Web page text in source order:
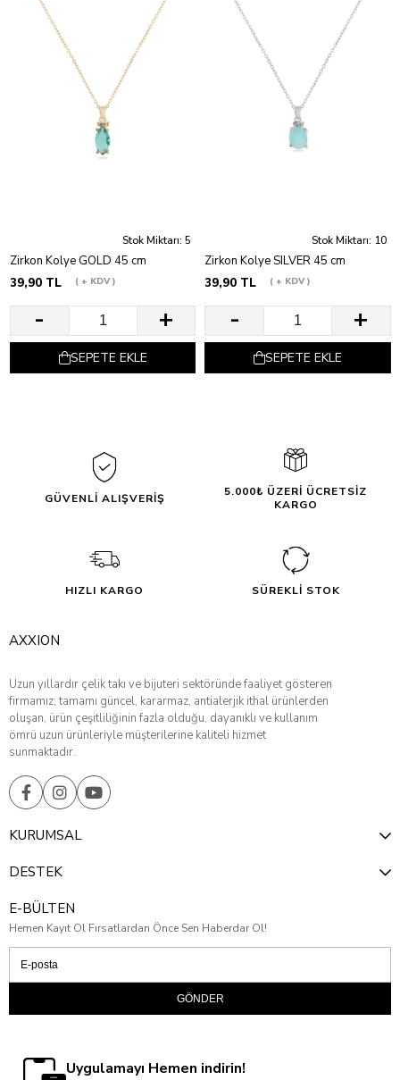
Stok Miktarı: 5
Zirkon Kolye GOLD 45 cm
39,90 TL
+ KDV
SEPETE EKLE
Stok Miktarı: 10
Zirkon Kolye SILVER 45 cm
39,90 TL
+ KDV
SEPETE EKLE
GÜVENLİ ALIŞVERİŞ
5.000₺ ÜZERİ ÜCRETSİZ
KARGO
HIZLI KARGO SÜREKLİ STOK
AXXION
Uzun yıllardır çelik takı ve bijuteri sektöründe faaliyet gösteren
firmamız; tamamı güncel, kararmaz, antialerjik ithal ürünlerden
oluşan, ürün çeşitliliğinin fazla olduğu, dayanıklı ve kullanım
ömrü uzun ürünleriyle müşterilerine kaliteli hizmet
sunmaktadır.
KURUMSAL
DESTEK
E-BÜLTEN
Hemen Kayıt Ol Fırsatlardan Önce Sen Haberdar Ol!
GÖNDER
Uygulamayı Hemen indirin!